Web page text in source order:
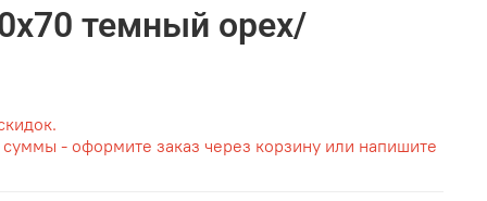
темный орех/
суммы - оформите заказ через корзину или напишите